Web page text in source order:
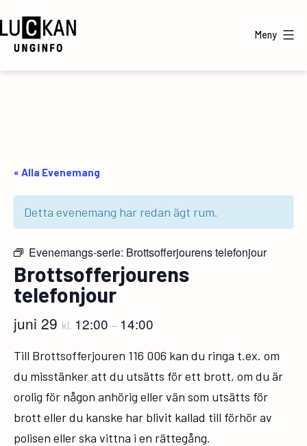
till
innehåll
Meny
« Alla Evenemang
Detta evenemang har redan ägt rum.
Evenemangs-serie: Brottsofferjourens telefonjour
Brottsofferjourens
telefonjour
juni 29 kl. 12:00 – 14:00
Till Brottsofferjouren 116 006 kan du ringa t.ex. om
du misstänker att du utsätts för ett brott, om du är
orolig för någon anhörig eller vän som utsätts för
brott eller du kanske har blivit kallad till förhör av
polisen eller ska vittna i en rättegång.